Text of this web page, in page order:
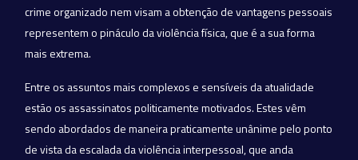
crime organizado nem visam a obtenção de vantagens pessoais
representem o pináculo da violência física, que é a sua forma
mais extrema.
Entre os assuntos mais complexos e sensíveis da atualidade
estão os assassinatos politicamente motivados. Estes vêm
sendo abordados de maneira praticamente unânime pelo ponto
de vista da escalada da violência interpessoal, que anda